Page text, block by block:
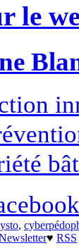
le
,
♥ RSS